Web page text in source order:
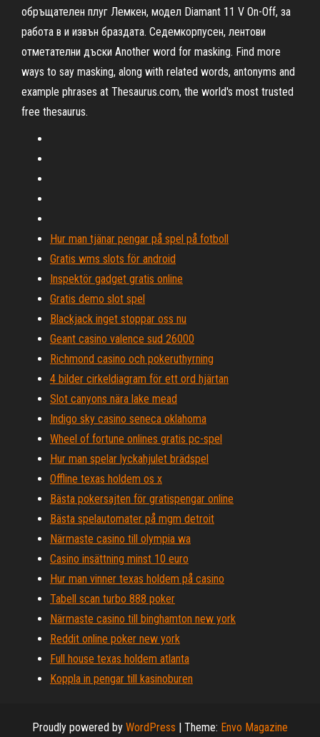
обръщателен плуг Лемкен, модел Diamant 11 V On-Off, за
работа в и извън браздата. Седемкорпусен, лентови
отметателни дъски Another word for masking. Find more
ways to say masking, along with related words, antonyms and
example phrases at Thesaurus.com, the world's most trusted
free thesaurus.
Hur man tjänar pengar på spel på fotboll
Gratis wms slots för android
Inspektör gadget gratis online
Gratis demo slot spel
Blackjack inget stoppar oss nu
Geant casino valence sud 26000
Richmond casino och pokeruthyrning
4 bilder cirkeldiagram för ett ord hjärtan
Slot canyons nära lake mead
Indigo sky casino seneca oklahoma
Wheel of fortune onlines gratis pc-spel
Hur man spelar lyckahjulet brädspel
Offline texas holdem os x
Bästa pokersajten för gratispengar online
Bästa spelautomater på mgm detroit
Närmaste casino till olympia wa
Casino insättning minst 10 euro
Hur man vinner texas holdem på casino
Tabell scan turbo 888 poker
Närmaste casino till binghamton new york
Reddit online poker new york
Full house texas holdem atlanta
Koppla in pengar till kasinoburen
Proudly powered by WordPress | Theme: Envo Magazine